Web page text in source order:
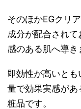
そのほかEGクリ
成分が配合され
感のある肌へ導き
即効性が高いと
量で効果実感が
粧品です。